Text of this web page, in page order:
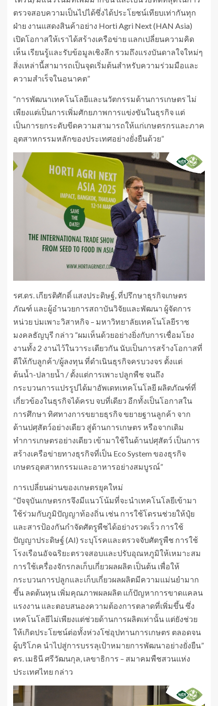
ตรวจสอบความเป็นไปได้ซึ่งได้ประโยชน์เทียบเท่ากันทุก
ฝ่าย งานแสดงสินค้าอย่าง Horti Agri Next (HAN Asia)
เปิดโอกาสให้เราได้สร้างเครือข่าย แลกเปลี่ยนความคิด
เห็น เรียนรู้และรับข้อมูลเชิงลึก รวมถึงแรงบันดาลใจใหม่ๆ
สิ่งเหล่านี้สามารถเป็นจุดเริ่มต้นสำหรับความร่วมมือและ
ความสำเร็จในอนาคต”
“การพัฒนาเทคโนโลยีและนวัตกรรมด้านการเกษตร ไม่
เพียงแต่เป็นการเพิ่มศักยภาพการแข่งขันในธุรกิจ แต่
เป็นการยกระดับขีดความสามารถให้แก่เกษตรกรและภาค
อุตสาหกรรมหลักของประเทศอย่างยั่งยืนด้วย”
รศ.ดร. เกียรติศักดิ์ แสงประดิษฐ์, ที่ปรึกษาธุรกิจเกษตร
ภัณฑ์ และผู้อำนวยการสถาบันวิจัยและพัฒนา ผู้จัดการ
หน่วย บ่มเพาะวิสาหกิจ – มหาวิทยาลัยเทคโนโลยีราช
มงคลธัญบุรี กล่าว “ผมเห็นด้วยอย่างยิ่งกับการเชื่อมโยง
งานทั้ง 2 งานไว้ในวาระเดียวกัน นับเป็นการสร้างโอกาสที่
ดีให้กับลูกค้า/ผู้ลงทุน ที่ดำเนินธุรกิจครบวงจร ตั้งแต่
ต้นน้ำ-ปลายน้ำ / ตั้งแต่การเพาะปลูกพืช จนถึง
กระบวนการแปรรูปได้มาอัพเดทเทคโนโลยี ผลิตภัณฑ์ที่
เกี่ยวข้องในธุรกิจได้ครบ จบที่เดียว อีกทั้งเป็นโอกาสใน
การศึกษา ทิศทางการขยายธุรกิจ ขยายฐานลูกค้า จาก
ด้านปศุสัตว์อย่างเดียว สู่ด้านการเกษตร หรือจากเดิม
ทำการเกษตรอย่างเดียว เข้ามาใช้ในด้านปศุสัตว์ เป็นการ
สร้างเครือข่ายทางธุรกิจที่เป็น Eco System ของธุรกิจ
เกษตรอุตสาหกรรมและอาหารอย่างสมบูรณ์”
การเปลี่ยนผ่านของเกษตรยุคใหม่
“ปัจจุบันเกษตรกรจึงมีแนวโน้มที่จะนำเทคโนโลยีเข้ามา
ใช้ร่วมกับภูมิปัญญาท้องถิ่น เช่น การใช้โดรนช่วยให้ปุ๋ย
และสารป้องกันกำจัดศัตรูพืชได้อย่างรวดเร็ว การใช้
ปัญญาประดิษฐ์ (AI) ระบุโรคและตรวจจับศัตรูพืช การใช้
โรงเรือนอัจฉริยะตรวจสอบและปรับอุณหภูมิให้เหมาะสม
การใช้เครื่องจักรกลเก็บเกี่ยวผลผลิต เป็นต้น เพื่อให้
กระบวนการปลูกและเก็บเกี่ยวผลผลิตมีความแม่นยำมาก
ขึ้น ลดต้นทุน เพิ่มคุณภาพผลผลิต แก้ปัญหาการขาดแคลน
แรงงาน และตอบสนองความต้องการตลาดที่เพิ่มขึ้น ซึ่ง
เทคโนโลยีไม่เพียงแต่ช่วยด้านการผลิตเท่านั้น แต่ยังช่วย
ให้เกิดประโยชน์ต่อทั้งห่วงโซ่อุปทานการเกษตร ตลอดจน
ผู้บริโภค นำไปสู่การบรรลุเป้าหมายการพัฒนาอย่างยั่งยืน”
ดร. เมธินี ศรีวัฒนกุล, เลขาธิการ – สมาคมพืชสวนแห่ง
ประเทศไทย กล่าว